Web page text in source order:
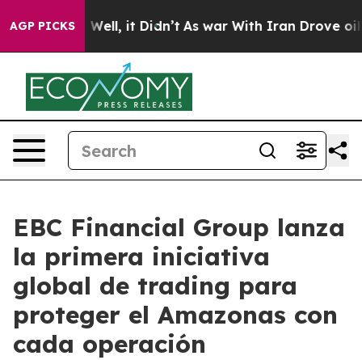
AGP PICKS
Well, it Didn’t As war With Iran Drove oil Prices
EBC Financial Group lanza
la primera iniciativa
global de trading para
proteger el Amazonas con
cada operación